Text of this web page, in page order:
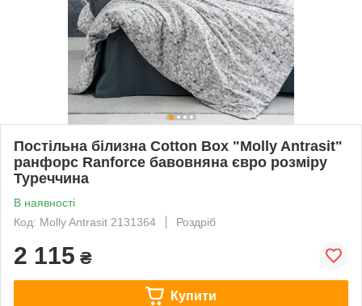
Постільна білизна Cotton Box "Molly Antrasit"
ранфорс Ranforce бавовняна євро розміру
Туреччина
В наявності
Код: Molly Antrasit 2131364
Роздріб
2 115 ₴
Купити